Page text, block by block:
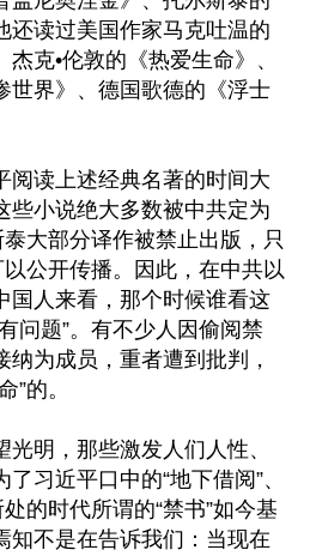
还读过美国作家马克吐温的
杰克•伦敦的《热爱生命》、
世界》、德国歌德的《浮士
阅读上述经典名著的时间大
些小说绝大多数被中共定为
泰大部分译作被禁止出版，只
以公开传播。因此，在中共以
国人来看，那个时候谁看这
问题”。有不少人因偷阅禁
为成员，重者遭到批判，
”的。
明，那些激发人们人性、
习近平口中的“地下借阅”、
的时代所谓的“禁书”如今基
知不是在告诉我们：当现在